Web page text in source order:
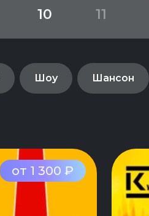
10 11
Шоу Шансон
от 1 300 ₽